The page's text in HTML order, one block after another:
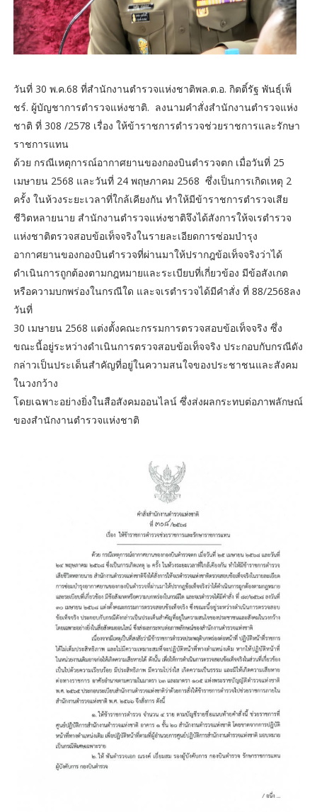
วันที่ 30 พ.ค.68 ที่สำนักงานตำรวจแห่งชาติพล.ต.อ. กิตติ์รัฐ พันธุ์เพ็
ชร์. ผู้บัญชาการตำรวจแห่งชาติ. ลงนามคำสั่งสำนักงานตำรวจแห่ง
ชาติ ที่ 308 /2578 เรื่อง ให้ข้าราชการตำรวจช่วยราชการและรักษา
ราชการแทน
ด้วย กรณีเหตุการณ์อากาศยานของกองบินตำรวจตก เมื่อวันที่ 25
เมษายน 2568 และวันที่ 24 พฤษภาคม 2568 ซึ่งเป็นการเกิดเหตุ 2
ครั้ง ในห้วงระยะเวลาที่ใกล้เคียงกัน ทำให้มีข้าราชการตำรวจเสีย
ชีวิตหลายนาย สำนักงานตำรวจแห่งชาติจึงได้สังการให้จเรตำรวจ
แห่งชาติตรวจสอบข้อเท็จจริงในรายละเอียดการซ่อมบำรุง
อากาศยานของกองบินตำรวจที่ผ่านมาให้ปรากฎข้อเท็จจริงว่าได้
ดำเนินการถูกต้องตามกฎหมายและระเบียบที่เกี่ยวข้อง มีข้อสังเกต
หรือความบกพร่องในกรณีใด และจเรตำรวจได้มีคำสั่ง ที่ 88/2568ลง
วันที่
30 เมษายน 2568 แต่งตั้งคณะกรรมการตรวจสอบข้อเท็จจริง ซึ่ง
ขณะนี้อยู่ระหว่างดำเนินการตรวจสอบข้อเท็จจริง ประกอบกับกรณีดัง
กล่าวเป็นประเด็นสำคัญที่อยู่ในความสนใจของประชาชนและสังคม
ในวงกว้าง
โดยเฉพาะอย่างยิ่งในสือสังคมออนไลน์ ซึ่งส่งผลกระทบต่อภาพลักษณ์
ของสำนักงานตำรวจแห่งชาติ